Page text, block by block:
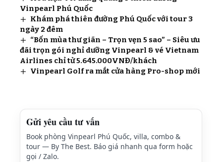
Vinpearl Phú Quốc
Khám phá thiên đường Phú Quốc với tour 3
ngày 2 đêm
“Bốn mùa thư giãn – Trọn vẹn 5 sao” – Siêu ưu
đãi trọn gói nghỉ dưỡng Vinpearl & vé Vietnam
Airlines chỉ từ 5.645.000VNĐ/khách
Vinpearl Golf ra mắt cửa hàng Pro-shop mới
Gửi yêu cầu tư vấn
Book phòng Vinpearl Phú Quốc, villa, combo &
tour — By The Best. Báo giá nhanh qua form hoặc
gọi / Zalo.